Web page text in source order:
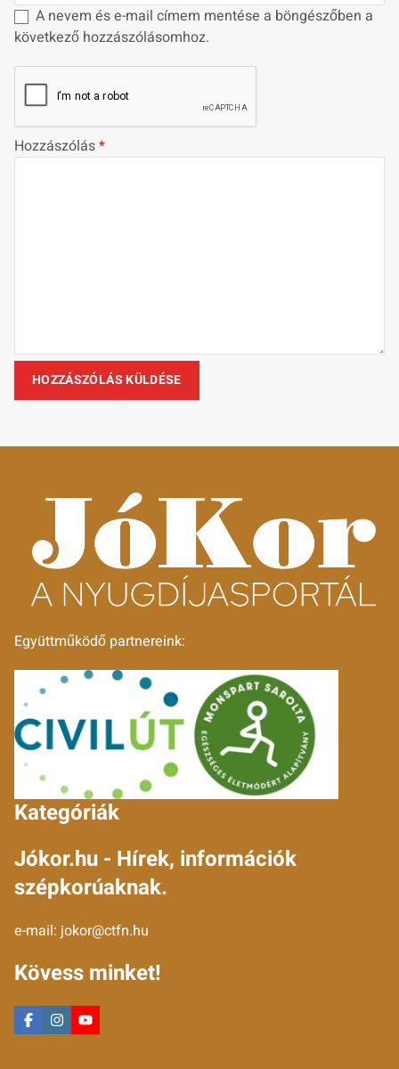
A nevem és e-mail címem mentése a böngészőben a
következő hozzászólásomhoz.
Hozzászólás*
Együttműködő partnereink:
Kategóriák
Jókor.hu - Hírek, információk
szépkorúaknak.
e-mail: jokor@ctfn.hu
Kövess minket!